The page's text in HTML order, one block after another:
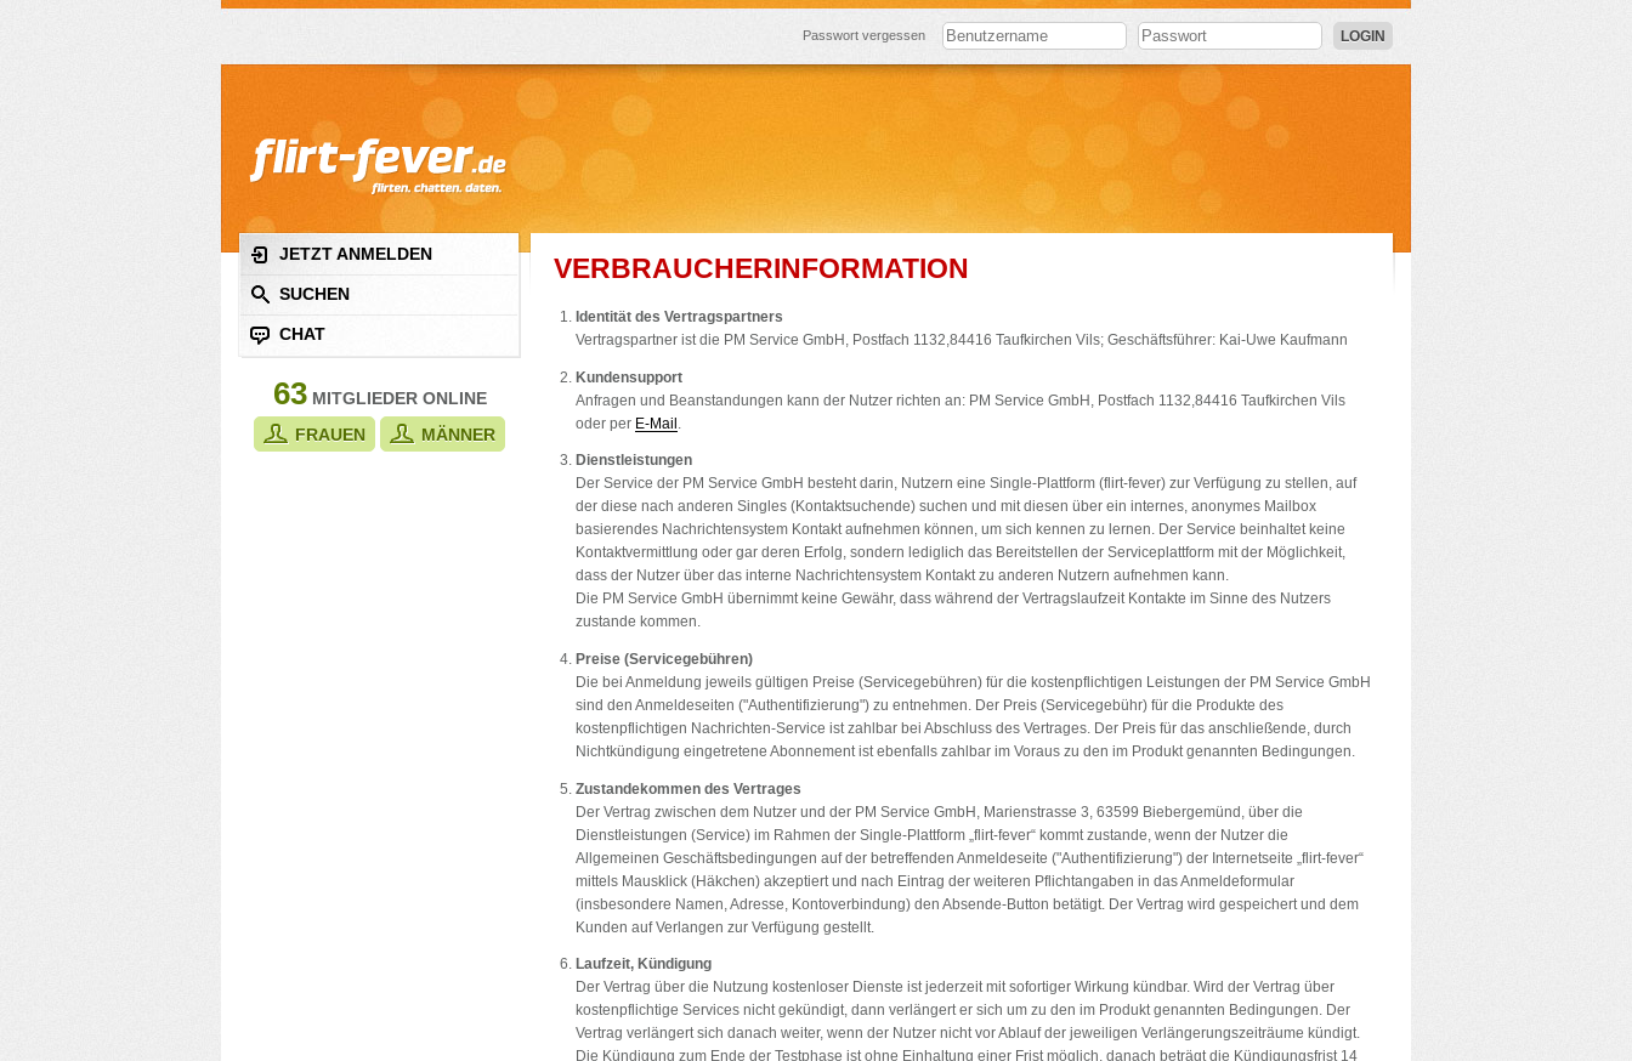
Passwort vergessen LOGIN
JETZT ANMELDEN
SUCHEN
CHAT
63MITGLIEDER ONLINE
FRAUEN
MÄNNER
VERBRAUCHERINFORMATION
Identität des Vertragspartners
Vertragspartner ist die PM Service GmbH, Postfach 1132,84416 Taufkirchen Vils; Geschäftsführer: Kai-Uwe Kaufmann
Kundensupport
Anfragen und Beanstandungen kann der Nutzer richten an: PM Service GmbH, Postfach 1132,84416 Taufkirchen Vils
oder per E-Mail
Dienstleistungen
Der Service der PM Service GmbH besteht darin, Nutzern eine Single-Plattform (flirt-fever) zur Verfügung zu stellen, auf
der diese nach anderen Singles (Kontaktsuchende) suchen und mit diesen über ein internes, anonymes Mailbox
basierendes Nachrichtensystem Kontakt aufnehmen können, um sich kennen zu lernen. Der Service beinhaltet keine
Kontaktvermittlung oder gar deren Erfolg, sondern lediglich das Bereitstellen der Serviceplattform mit der Möglichkeit,
dass der Nutzer über das interne Nachrichtensystem Kontakt zu anderen Nutzern aufnehmen kann.
Die PM Service GmbH übernimmt keine Gewähr, dass während der Vertragslaufzeit Kontakte im Sinne des Nutzers
zustande kommen.
Preise (Servicegebühren)
Die bei Anmeldung jeweils gültigen Preise (Servicegebühren) für die kostenpflichtigen Leistungen der PM Service GmbH
sind den Anmeldeseiten ("Authentifizierung") zu entnehmen. Der Preis (Servicegebühr) für die Produkte des
kostenpflichtigen Nachrichten-Service ist zahlbar bei Abschluss des Vertrages. Der Preis für das anschließende, durch
Nichtkündigung eingetretene Abonnement ist ebenfalls zahlbar im Voraus zu den im Produkt genannten Bedingungen.
Zustandekommen des Vertrages
Der Vertrag zwischen dem Nutzer und der PM Service GmbH, Marienstrasse 3, 63599 Biebergemünd, über die
Dienstleistungen (Service) im Rahmen der Single-Plattform „flirt-fever“ kommt zustande, wenn der Nutzer die
Allgemeinen Geschäftsbedingungen auf der betreffenden Anmeldeseite ("Authentifizierung") der Internetseite „flirt-fever“
mittels Mausklick (Häkchen) akzeptiert und nach Eintrag der weiteren Pflichtangaben in das Anmeldeformular
(insbesondere Namen, Adresse, Kontoverbindung) den Absende-Button betätigt. Der Vertrag wird gespeichert und dem
Kunden auf Verlangen zur Verfügung gestellt.
Laufzeit, Kündigung
Der Vertrag über die Nutzung kostenloser Dienste ist jederzeit mit sofortiger Wirkung kündbar. Wird der Vertrag über
kostenpflichtige Services nicht gekündigt, dann verlängert er sich um zu den im Produkt genannten Bedingungen. Der
Vertrag verlängert sich danach weiter, wenn der Nutzer nicht vor Ablauf der jeweiligen Verlängerungszeiträume kündigt.
Die Kündigung zum Ende der Testphase ist ohne Einhaltung einer Frist möglich, danach beträgt die Kündigungsfrist 14